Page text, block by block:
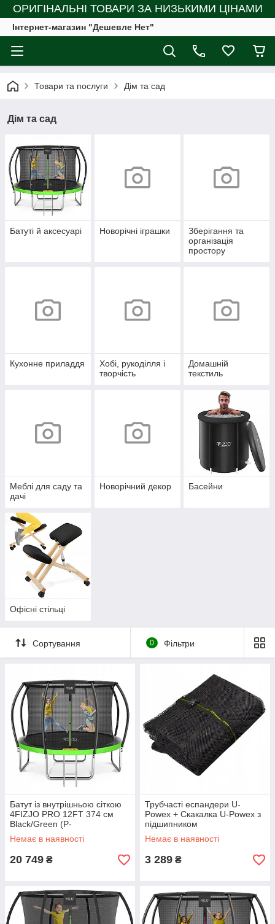
ОРИГІНАЛЬНІ ТОВАРИ ЗА НИЗЬКИМИ ЦІНАМИ
Інтернет-магазин "Дешевле Нет"
Товари та послуги Дім та сад
Дім та сад
Батуті й аксесуарі Новорічні іграшки
Зберігання та
організація
простору
Кухонне приладдя
Хобі, рукоділля і
творчість
Домашній
текстиль
Меблі для саду та
дачі
Новорічний декор Басейни
Офісні стільці
Сортування 0 Фільтри
Батут із внутрішньою сіткою
4FIZJO PRO 12FT 374 см
Black/Green (P-
5907739314185)
Немає в наявності
20 749 ₴
Трубчасті еспандери U-
Powex + Cкакалка U-Powex з
підшипником
Немає в наявності
3 289 ₴